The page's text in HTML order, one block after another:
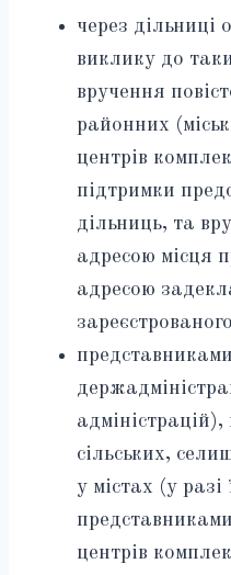
через дільниці
виклику до
вручення
районних
центрів
підтримки
дільниць, та
адресою місця
адресою
сільських,
у містах (у
центрів